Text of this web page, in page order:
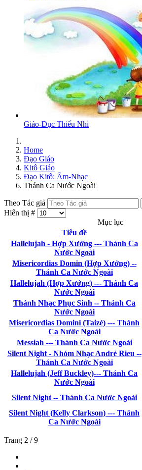
Giáo-Dục Thiếu Nhi
Home
Đạo Giáo
Kitô Giáo
Đạo Kitô: Âm-Nhạc
Thánh Ca Nước Ngoài
Theo Tác giả
Hiển thị #
Mục lục
Tiêu đề
Hallelujah - Hợp Xướng --- Thánh Ca
Nước Ngoài
Misericordias Domin (Hợp Xướng) --
Thánh Ca Nước Ngoài
Hallelujah (Hợp Xướng) --- Thánh Ca
Nước Ngoài
Thánh Nhạc Phục Sinh -- Thánh Ca
Nước Ngoài
Misericordias Domini (Taizé) --- Thánh
Ca Nước Ngoài
Messiah --- Thánh Ca Nước Ngoài
Silent Night - Nhóm Nhạc André Rieu --
Thánh Ca Nước Ngoài
Hallelujah (Jeff Buckley)--- Thánh Ca
Nước Ngoài
Silent Night -- Thánh Ca Nước Ngoài
Silent Night (Kelly Clarkson) --- Thánh
Ca Nước Ngoài
Trang 2 / 9